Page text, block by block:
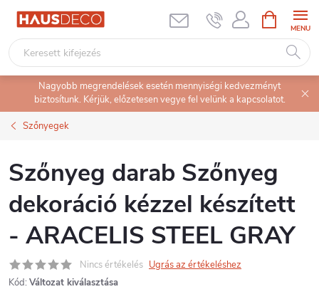
Ugrás
tartalomhoz
KOSÁR
Nagyobb megrendelések esetén mennyiségi kedvezményt
biztosítunk. Kérjük, előzetesen vegye fel velünk a kapcsolatot.
Szőnyegek
Szőnyeg darab Szőnyeg
dekoráció kézzel készített
- ARACELIS STEEL GRAY
Nincs értékelés Ugrás az értékeléshez
Kód: Változat kiválasztása